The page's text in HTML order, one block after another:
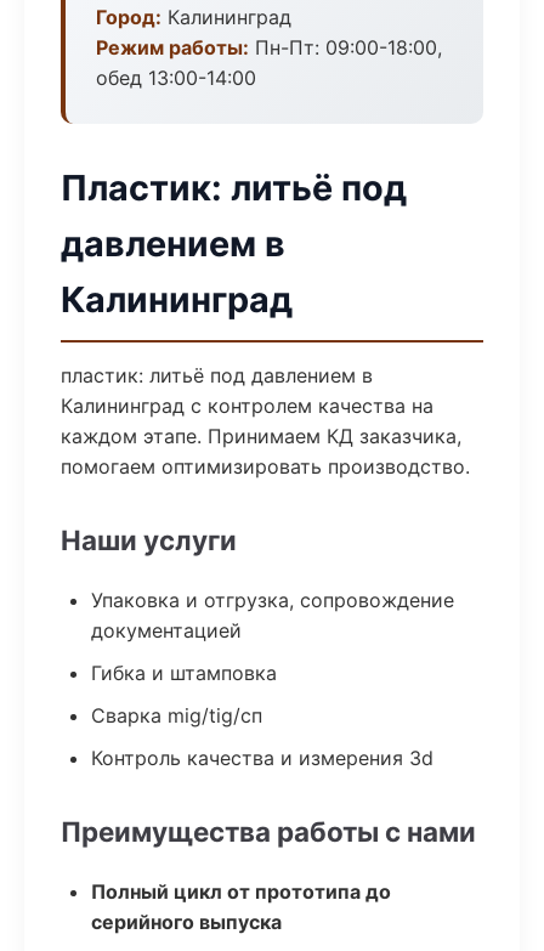
Город: Калининград
Режим работы: Пн-Пт: 09:00-18:00,
обед 13:00-14:00
Пластик: литьё под
давлением в
Калининград
пластик: литьё под давлением в
Калининград с контролем качества на
каждом этапе. Принимаем КД заказчика,
помогаем оптимизировать производство.
Наши услуги
Упаковка и отгрузка, сопровождение
документацией
Гибка и штамповка
Сварка mig/tig/сп
Контроль качества и измерения 3d
Преимущества работы с нами
Полный цикл от прототипа до
серийного выпуска